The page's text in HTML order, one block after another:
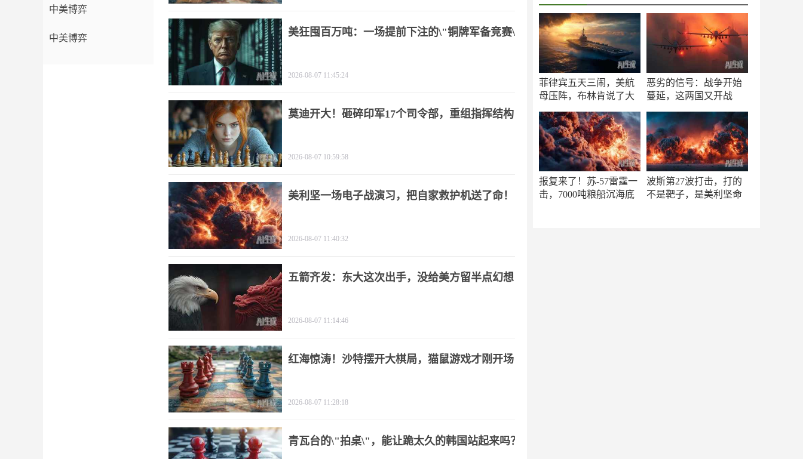
菲律宾五天三闹，美航
母压阵，布林肯说了大
恶劣的信号：战争开始
蔓延，这两国又开战
报复来了！苏-57雷霆一
击，7000吨粮船沉海底
波斯第27波打击，打的
不是靶子，是美利坚命
中美博弈
中美博弈 美狂囤百万吨：一场提前下注的\"铜牌军备竞赛\"
2026-08-07 11:45:24
莫迪开大！砸碎印军17个司令部，重组指挥结构
2026-08-07 10:59:58
美利坚一场电子战演习，把自家救护机送了命！
2026-08-07 11:40:32
五箭齐发：东大这次出手，没给美方留半点幻想
2026-08-07 11:14:46
红海惊涛！沙特摆开大棋局，猫鼠游戏才刚开场
2026-08-07 11:28:18
青瓦台的\"拍桌\"，能让跪太久的韩国站起来吗？